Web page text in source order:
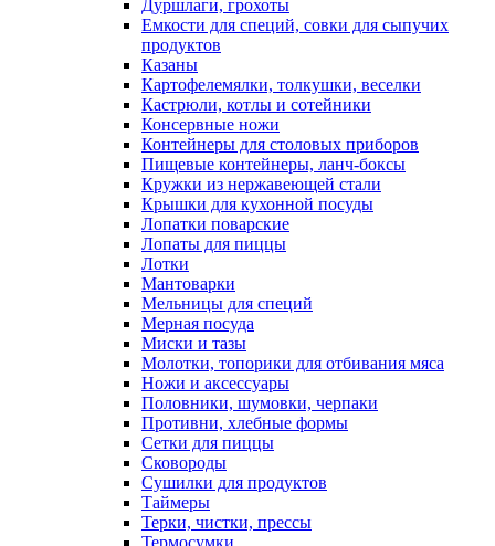
Дуршлаги, грохоты
Емкости для специй, совки для сыпучих
продуктов
Казаны
Картофелемялки, толкушки, веселки
Кастрюли, котлы и сотейники
Консервные ножи
Контейнеры для столовых приборов
Пищевые контейнеры, ланч-боксы
Кружки из нержавеющей стали
Крышки для кухонной посуды
Лопатки поварские
Лопаты для пиццы
Лотки
Мантоварки
Мельницы для специй
Мерная посуда
Миски и тазы
Молотки, топорики для отбивания мяса
Ножи и аксессуары
Половники, шумовки, черпаки
Противни, хлебные формы
Сетки для пиццы
Сковороды
Сушилки для продуктов
Таймеры
Терки, чистки, прессы
Термосумки